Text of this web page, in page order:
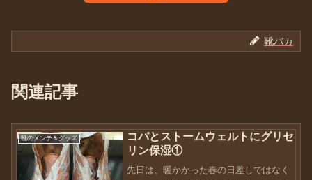
靴バカ
関連記事
靴のメンテ＆グッズ
コバとストームウェルトにグリセ
リン保湿①
先日は、暖かかった春の日差しではなく